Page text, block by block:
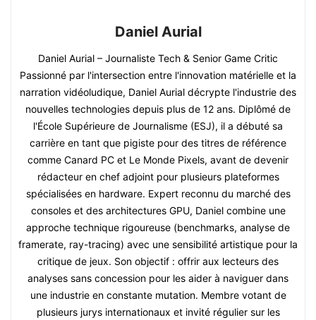
Daniel Aurial
Daniel Aurial – Journaliste Tech & Senior Game Critic
Passionné par l'intersection entre l'innovation matérielle et la
narration vidéoludique, Daniel Aurial décrypte l'industrie des
nouvelles technologies depuis plus de 12 ans. Diplômé de
l'École Supérieure de Journalisme (ESJ), il a débuté sa
carrière en tant que pigiste pour des titres de référence
comme Canard PC et Le Monde Pixels, avant de devenir
rédacteur en chef adjoint pour plusieurs plateformes
spécialisées en hardware. Expert reconnu du marché des
consoles et des architectures GPU, Daniel combine une
approche technique rigoureuse (benchmarks, analyse de
framerate, ray-tracing) avec une sensibilité artistique pour la
critique de jeux. Son objectif : offrir aux lecteurs des
analyses sans concession pour les aider à naviguer dans
une industrie en constante mutation. Membre votant de
plusieurs jurys internationaux et invité régulier sur les